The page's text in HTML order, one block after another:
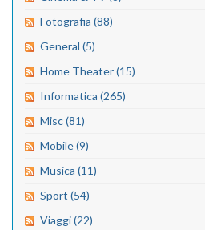
Fotografia (88)
General (5)
Home Theater (15)
Informatica (265)
Misc (81)
Mobile (9)
Musica (11)
Sport (54)
Viaggi (22)